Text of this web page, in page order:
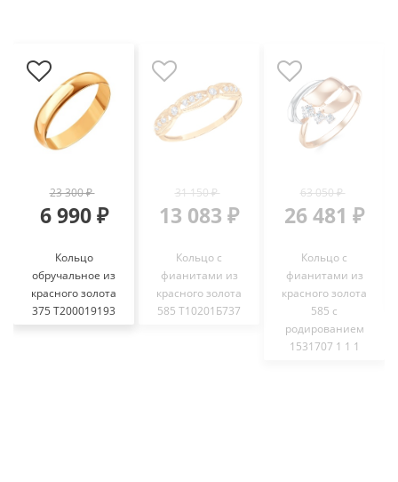
23 300 ₽
6 990 ₽
Кольцо
обручальное из
красного золота
375 Т200019193
31 150 ₽
13 083 ₽
Кольцо с
фианитами из
красного золота
585 Т10201Б737
63 050 ₽
26 481 ₽
Кольцо с
фианитами из
красного золота
585 с
родированием
1531707 1 1 1